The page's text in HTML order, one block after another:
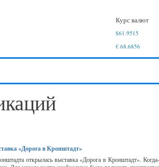
Курс валют
$61.9515
€ 68.6856
«Дорога в Кронштадт»
открылась выставка «Дорога в Кронштадт».